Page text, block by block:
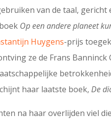
van de taal, gericht
Op een andere planeet
Huygens-prijs
ze de Frans
haar laatste boek,De
na haar overlijden viel